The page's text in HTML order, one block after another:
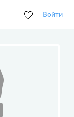
Войти